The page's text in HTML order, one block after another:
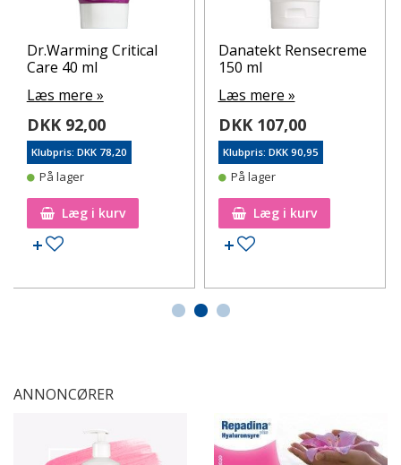
Dr.Warming Critical
Care 40 ml
Læs mere »
DKK 92,00
Klubpris: DKK 78,20
På lager
Læg i kurv
Tilføj til ønskeseddel
Danatekt Rensecreme
150 ml
Læs mere »
DKK 107,00
Klubpris: DKK 90,95
På lager
Læg i kurv
Tilføj til ønskeseddel
ANNONCØRER